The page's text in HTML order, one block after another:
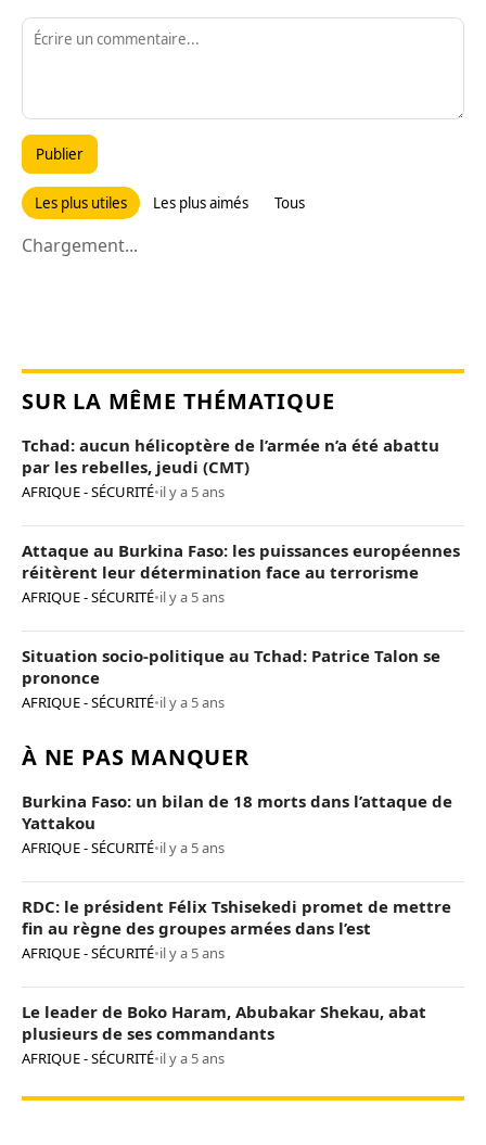
Publier
Les plus utiles Les plus aimés Tous
Chargement...
SUR LA MÊME THÉMATIQUE
Tchad: aucun hélicoptère de l’armée n’a été abattu
par les rebelles, jeudi (CMT)
AFRIQUE - SÉCURITÉ•il y a 5 ans
Attaque au Burkina Faso: les puissances européennes
réitèrent leur détermination face au terrorisme
AFRIQUE - SÉCURITÉ•il y a 5 ans
Situation socio-politique au Tchad: Patrice Talon se
prononce
AFRIQUE - SÉCURITÉ•il y a 5 ans
À NE PAS MANQUER
Burkina Faso: un bilan de 18 morts dans l’attaque de
Yattakou
AFRIQUE - SÉCURITÉ•il y a 5 ans
RDC: le président Félix Tshisekedi promet de mettre
fin au règne des groupes armées dans l’est
AFRIQUE - SÉCURITÉ•il y a 5 ans
Le leader de Boko Haram, Abubakar Shekau, abat
plusieurs de ses commandants
AFRIQUE - SÉCURITÉ•il y a 5 ans